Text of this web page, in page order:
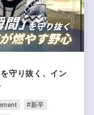
守り抜く、イン
#新卒